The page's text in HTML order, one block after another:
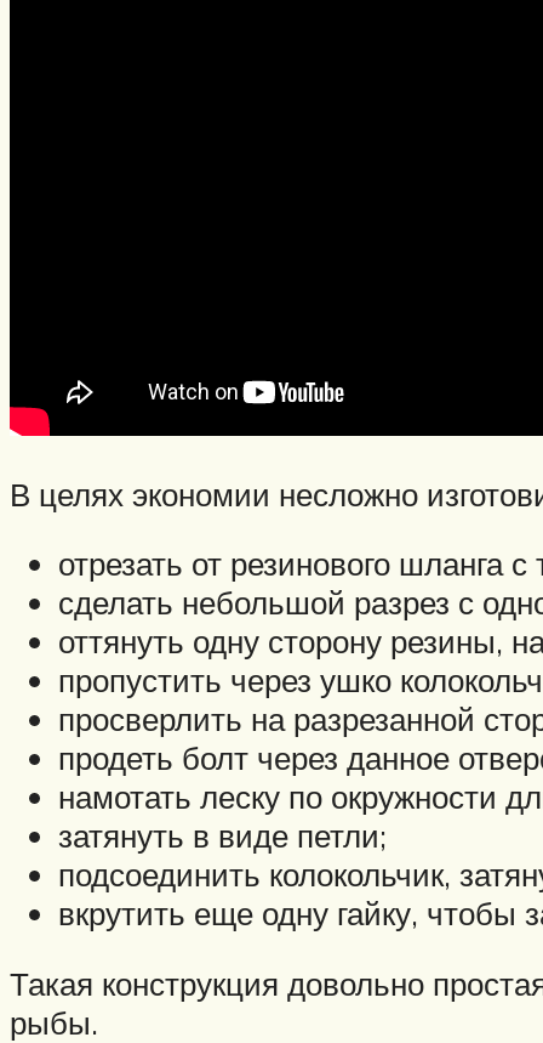
Меню
В целях экономии несложно
отрезать от резинового шланга
сделать небольшой разрез с
оттянуть одну сторону резины,
пропустить через ушко
просверлить на разрезанной
продеть болт через данное
намотать леску по окружности
затянуть в виде петли;
подсоединить колокольчик,
вкрутить еще одну гайку, чтобы
Такая конструкция довольно
рыбы.